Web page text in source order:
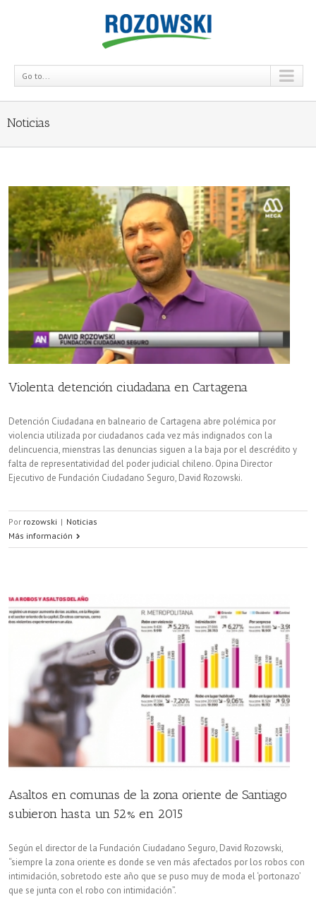
Go to...
Noticias
Violenta detención ciudadana en Cartagena
Detención Ciudadana en balneario de Cartagena abre polémica por
violencia utilizada por ciudadanos cada vez más indignados con la
delincuencia, mienstras las denuncias siguen a la baja por el descrédito y
falta de representatividad del poder judicial chileno. Opina Director
Ejecutivo de Fundación Ciudadano Seguro, David Rozowski.
Por rozowski | Noticias
Más información
Asaltos en comunas de la zona oriente de Santiago
subieron hasta un 52% en 2015
Según el director de la Fundación Ciudadano Seguro, David Rozowski,
“siempre la zona oriente es donde se ven más afectados por los robos con
intimidación, sobretodo este año que se puso muy de moda el ‘portonazo’
que se junta con el robo con intimidación”.